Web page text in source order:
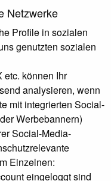
Netzwerke
Profile in sozialen
genutzten sozialen
etc. können Ihr
analysieren, wenn
mit integrierten Social-
Werbebannern)
Social-Media-
Einzelnen:
eingeloggt sind